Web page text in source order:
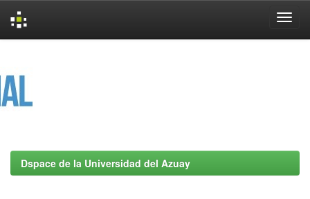
Dspace de la Universidad del Azuay